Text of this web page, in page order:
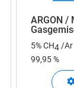
ARGON /
5% CH4 /Ar
99,95 %